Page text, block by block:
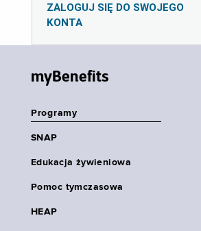
ZALOGUJ SIĘ DO SWOJEGO
KONTA
myBenefits
Programy
SNAP
Edukacja żywieniowa
Pomoc tymczasowa
HEAP